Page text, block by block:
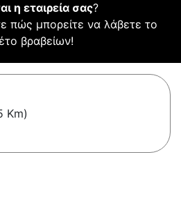
η εταιρεία σας?
πώς μπορείτε να λάβετε το
βραβείων!
Km)